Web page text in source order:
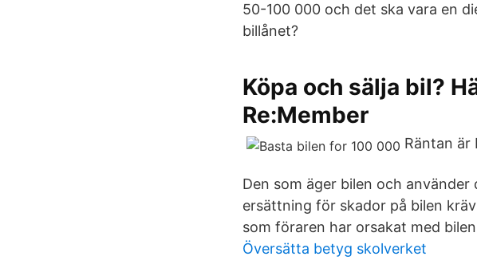
50-100 000 och det ska vara en
billånet?
Köpa och sälja bil?
Re:Member
Räntan är
Den som äger bilen och
ersättning för skador på bilen
som föraren har orsakat med
Översätta betyg skolverket